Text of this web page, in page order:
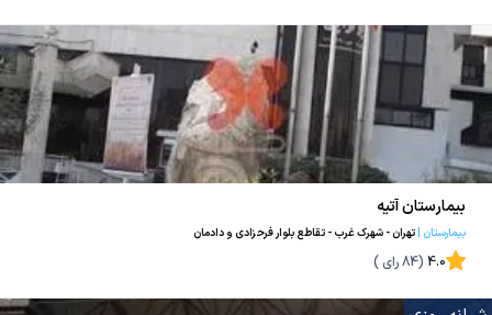
بیمارستان آتیه
بیمارستان |تهران - شهرک غرب - تقاطع بلوار فرحزادی و دادمان
4.0
(
84رای )